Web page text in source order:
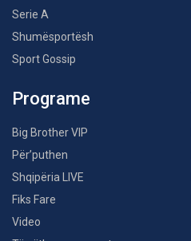
Serie A
Shumësportësh
Sport Gossip
Programe
Big Brother VIP
Për’puthen
Shqipëria LIVE
Fiks Fare
Video